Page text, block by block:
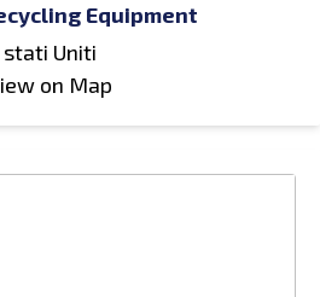
Equipment
stati Uniti
on Map